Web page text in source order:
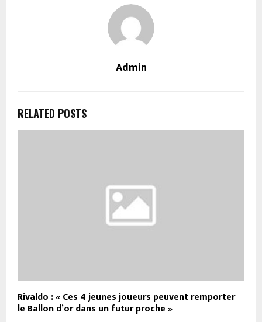
Admin
RELATED POSTS
Rivaldo : « Ces 4 jeunes joueurs peuvent remporter
le Ballon d’or dans un futur proche »